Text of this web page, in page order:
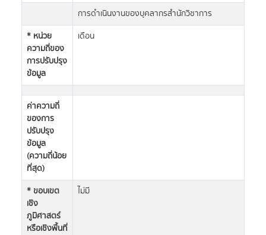
การดำเนินงานของบุคลากรสำนักวิชาการ
* หน่วย
ความถี่ของ
การปรับปรุง
ข้อมูล
เดือน
ค่าความถี่
ของการ
ปรับปรุง
ข้อมูล
(ความถี่น้อย
ที่สุด)
* ขอบเขต
เชิง
ภูมิศาสตร์
หรือเชิงพื้นที่
ไม่มี